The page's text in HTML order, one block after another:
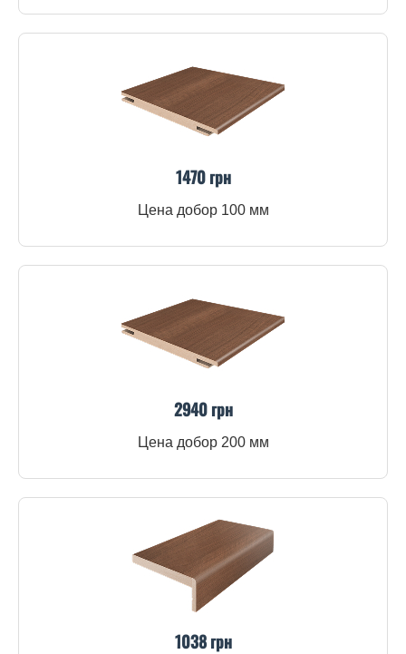
1470 грн
Цена добор 100 мм
2940 грн
Цена добор 200 мм
1038 грн